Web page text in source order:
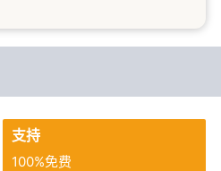
支持
100%免费